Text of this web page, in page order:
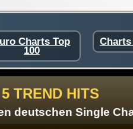
Charts Top
100
TREND HITS
deutschen Single